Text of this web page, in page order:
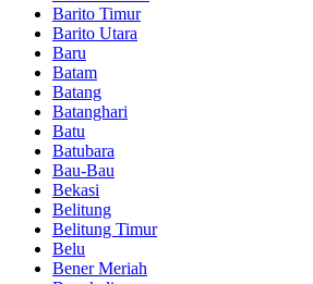
Barito Timur
Barito Utara
Baru
Batam
Batang
Batanghari
Batu
Batubara
Bau-Bau
Bekasi
Belitung
Belitung Timur
Belu
Bener Meriah